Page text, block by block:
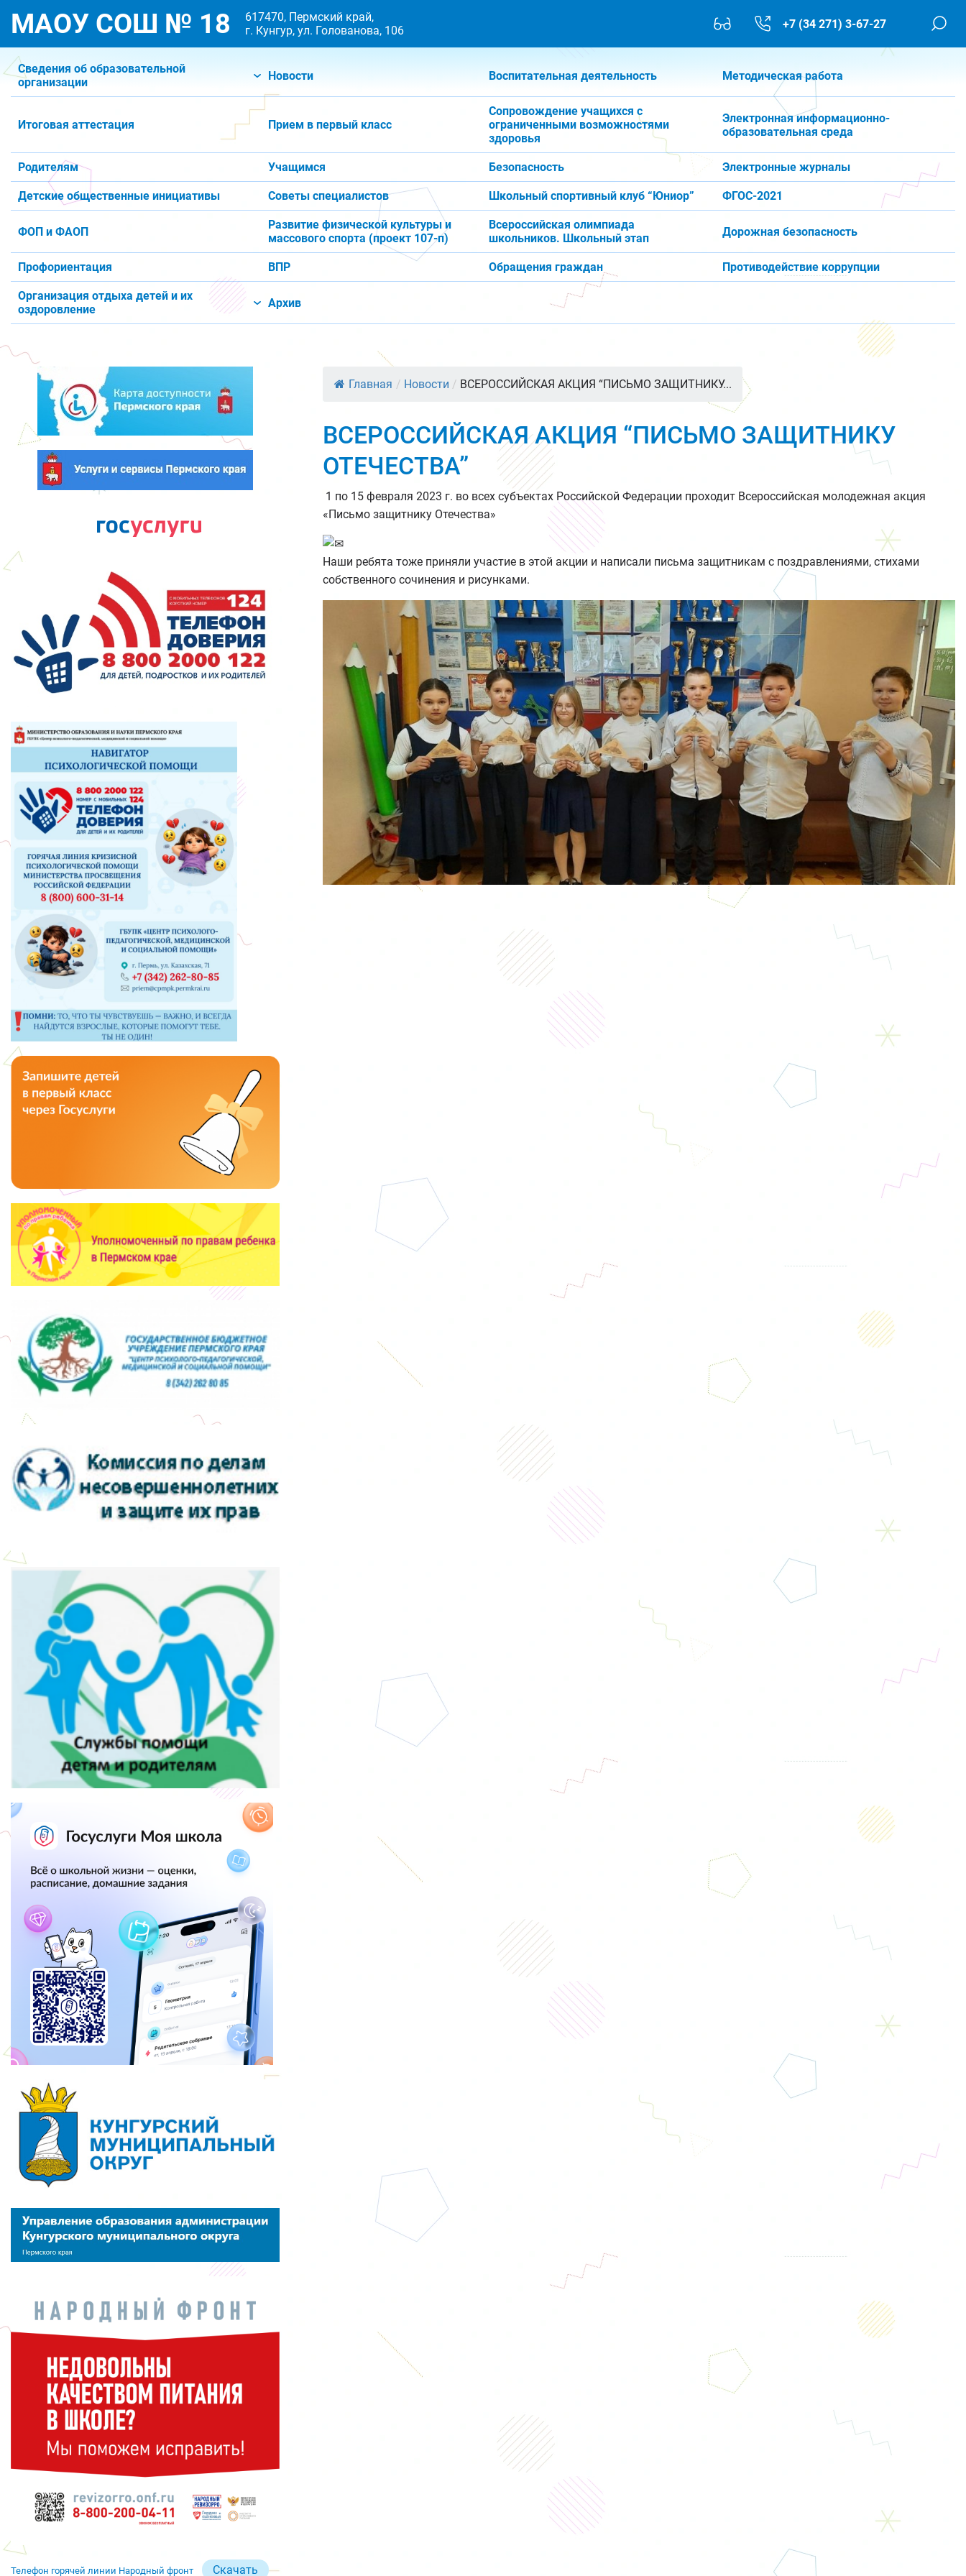
МАОУ СОШ № 18
617470, Пермский край,
г. Кунгур, ул. Голованова, 106
+7 (34 271) 3-67-27
Сведения об образовательной
организации
Новости Воспитательная деятельность Методическая работа
Итоговая аттестация Прием в первый класс
Сопровождение учащихся с
ограниченными возможностями
здоровья
Электронная информационно-
образовательная среда
Родителям Учащимся Безопасность Электронные журналы
Детские общественные инициативы Советы специалистов Школьный спортивный клуб “Юниор” ФГОС-2021
ФОП и ФАОП
Развитие физической культуры и
массового спорта (проект 107-п)
Всероссийская олимпиада
школьников. Школьный этап
Дорожная безопасность
Профориентация ВПР Обращения граждан Противодействие коррупции
Организация отдыха детей и их
оздоровление
Архив
Телефон горячей линии Народный фронт Скачать
Главная / Новости / ВСЕРОССИЙСКАЯ АКЦИЯ “ПИСЬМО ЗАЩИТНИКУ...
ВСЕРОССИЙСКАЯ АКЦИЯ “ПИСЬМО ЗАЩИТНИКУ
ОТЕЧЕСТВА”
1 по 15 февраля 2023 г. во всех субъектах Российской Федерации проходит Всероссийская молодежная акция
«Письмо защитнику Отечества»
Наши ребята тоже приняли участие в этой акции и написали письма защитникам с поздравлениями, стихами
собственного сочинения и рисунками.